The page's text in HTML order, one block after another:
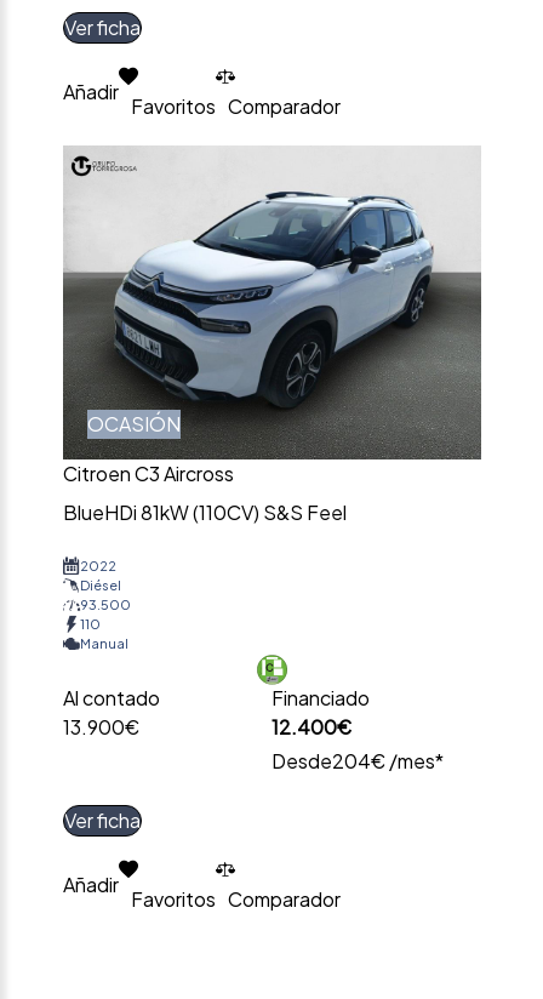
Ver ficha
Añadir
Favoritos Comparador
OCASIÓN
Citroen C3 Aircross
BlueHDi 81kW (110CV) S&S Feel
2022
Diésel
93.500
110
Manual
Al contado
13.900€
Financiado
12.400€
Desde204€ /mes*
Ver ficha
Añadir
Favoritos Comparador